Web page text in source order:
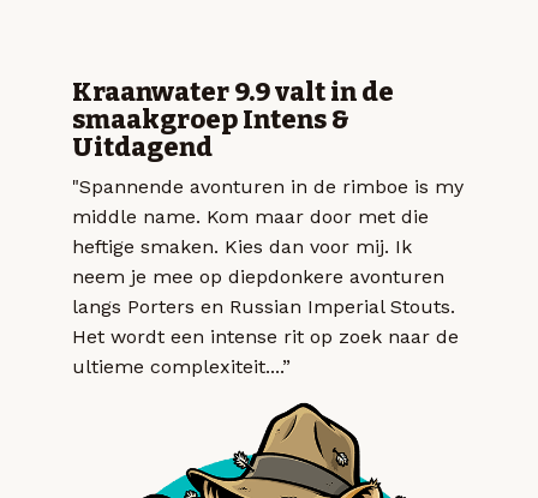
Kraanwater 9.9 valt in de
smaakgroep Intens &
Uitdagend
"Spannende avonturen in de rimboe is my
middle name. Kom maar door met die
heftige smaken. Kies dan voor mij. Ik
neem je mee op diepdonkere avonturen
langs Porters en Russian Imperial Stouts.
Het wordt een intense rit op zoek naar de
ultieme complexiteit....”